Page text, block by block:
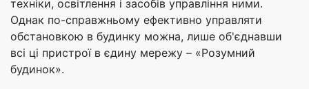
техніки, освітлення і засобів управління ними.
Однак по-справжньому ефективно управляти
обстановкою в будинку можна, лише об'єднавши
всі ці пристрої в єдину мережу – «Розумний
будинок».